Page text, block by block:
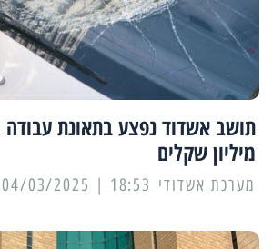
תושב אשדוד נפצע בתאונת עבודה
מיליון שקלים
מערכת אשדודי 18:53 | 04/03/2025